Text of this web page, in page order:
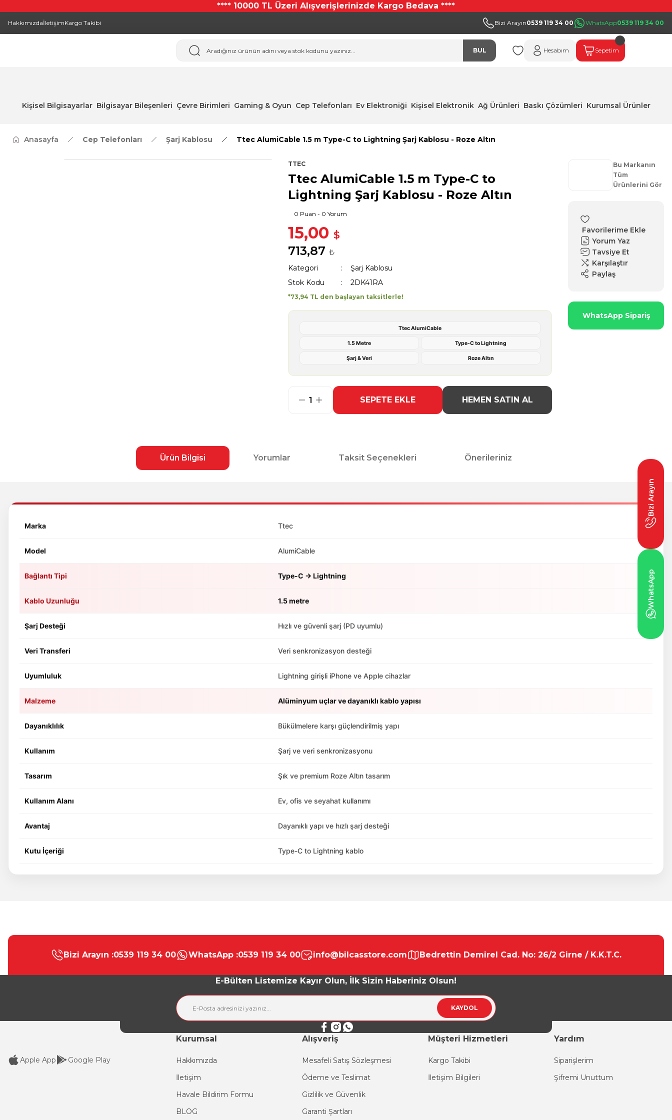
**** 10000 TL Üzeri Alışverişlerinizde Kargo Bedava ****
HakkımızdaİletişimKargo Takibi Bizi Arayın0539 119 34 00 WhatsApp0539 119 34 00
BUL Hesabım Sepetim
Kişisel Bilgisayarlar Bilgisayar Bileşenleri Çevre Birimleri Gaming & Oyun Cep Telefonları Ev Elektroniği Kişisel Elektronik Ağ Ürünleri Baskı Çözümleri Kurumsal Ürünler
Anasayfa Cep Telefonları Şarj Kablosu Ttec AlumiCable 1.5 m Type-C to Lightning Şarj Kablosu - Roze Altın
TTEC
Ttec AlumiCable 1.5 m Type-C to
Lightning Şarj Kablosu - Roze Altın
0 Puan - 0 Yorum
15,00 $
713,87 ₺
Kategori
Şarj Kablosu
Stok Kodu
2DK41RA
*73,94 TL den başlayan taksitlerle!
Ttec AlumiCable
1.5 Metre Type-C to Lightning
Şarj & Veri Roze Altın
SEPETE EKLE HEMEN SATIN AL
Bu Markanın
Tüm
Ürünlerini Gör
Yorum Yaz
Tavsiye Et
Karşılaştır
Paylaş
WhatsApp Sipariş
Ürün Bilgisi Yorumlar Taksit Seçenekleri Önerileriniz
Marka Ttec
Model AlumiCable
Bağlantı Tipi Type-C → Lightning
Kablo Uzunluğu 1.5 metre
Şarj Desteği Hızlı ve güvenli şarj (PD uyumlu)
Veri Transferi Veri senkronizasyon desteği
Uyumluluk Lightning girişli iPhone ve Apple cihazlar
Malzeme Alüminyum uçlar ve dayanıklı kablo yapısı
Dayanıklılık Bükülmelere karşı güçlendirilmiş yapı
Kullanım Şarj ve veri senkronizasyonu
Tasarım Şık ve premium Roze Altın tasarım
Kullanım Alanı Ev, ofis ve seyahat kullanımı
Avantaj Dayanıklı yapı ve hızlı şarj desteği
Kutu İçeriği Type-C to Lightning kablo
Görüş ve önerileriniz için teşekkür ederiz.
Ürün resmi kalitesiz, bozuk veya görüntülenemiyor.
Ürün açıklamasında eksik bilgiler bulunuyor.
Gönder
Bizi Arayın :0539 119 34 00 WhatsApp :0539 119 34 00 info@bilcasstore.com Bedrettin Demirel Cad. No: 26/2 Girne / K.K.T.C.
E-Bülten Listemize Kayır Olun, İlk Sizin Haberiniz Olsun!
KAYDOL
Apple App Google Play
Kurumsal
Hakkımızda
İletişim
Havale Bildirim Formu
BLOG
Alışveriş
Mesafeli Satış Sözleşmesi
Ödeme ve Teslimat
Gizlilik ve Güvenlik
Garanti Şartları
Müşteri Hizmetleri
Kargo Takibi
İletişim Bilgileri
Yardım
Siparişlerim
Şifremi Unuttum
Bizi Arayın
WhatsApp